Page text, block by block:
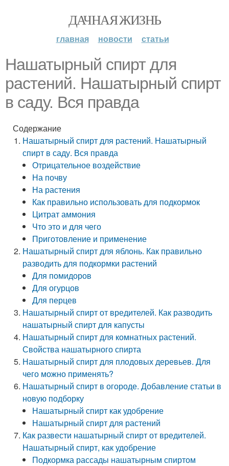
ДАЧНАЯ ЖИЗНЬ
главная новости статьи
Нашатырный спирт для
растений. Нашатырный спирт
в саду. Вся правда
Содержание
Нашатырный спирт для растений. Нашатырный
спирт в саду. Вся правда
Отрицательное воздействие
На почву
На растения
Как правильно использовать для подкормок
Цитрат аммония
Что это и для чего
Приготовление и применение
Нашатырный спирт для яблонь. Как правильно
разводить для подкормки растений
Для помидоров
Для огурцов
Для перцев
Нашатырный спирт от вредителей. Как разводить
нашатырный спирт для капусты
Нашатырный спирт для комнатных растений.
Свойства нашатырного спирта
Нашатырный спирт для плодовых деревьев. Для
чего можно применять?
Нашатырный спирт в огороде. Добавление статьи в
новую подборку
Нашатырный спирт как удобрение
Нашатырный спирт для растений
Как развести нашатырный спирт от вредителей.
Нашатырный спирт, как удобрение
Подкормка рассады нашатырным спиртом